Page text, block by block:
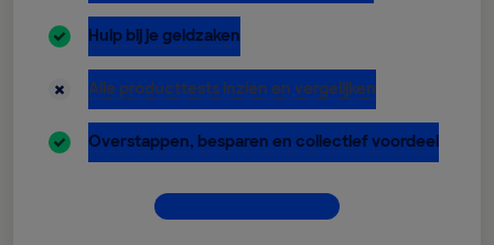
inbegrepen:
Hulp bij je geldzaken
niet inbegrepen:
Alle producttests inzien en vergelijken
inbegrepen:
Overstappen, besparen en collectief voordeel
Dit krijg je allemaal